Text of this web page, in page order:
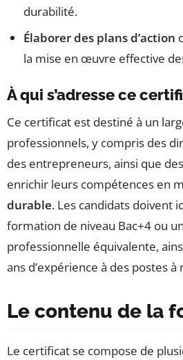
durabilité.
Élaborer des plans d’action
la mise en œuvre effective
À qui s’adresse ce
Ce certificat est destiné à un
professionnels, y compris des
des entrepreneurs, ainsi que
enrichir leurs compétences en
durable. Les candidats doivent
formation de niveau Bac+4 ou
professionnelle équivalente,
ans d’expérience à des postes
Le contenu de la
Le certificat se compose de